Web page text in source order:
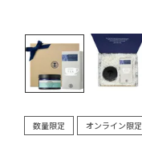
数量限定 オンライン限定